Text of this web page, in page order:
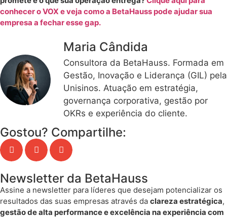
conhecer o VOX e veja como a BetaHauss pode ajudar sua
empresa a fechar esse gap.
Maria Cândida
Consultora da BetaHauss. Formada em
Gestão, Inovação e Liderança (GIL) pela
Unisinos. Atuação em estratégia,
governança corporativa, gestão por
OKRs e experiência do cliente.
Gostou? Compartilhe:
Newsletter da BetaHauss
Assine a newsletter para líderes que desejam potencializar os
resultados das suas empresas através da clareza estratégica,
gestão de alta performance e excelência na experiência com